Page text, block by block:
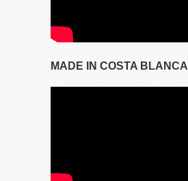
MADE IN COSTA BLANCA